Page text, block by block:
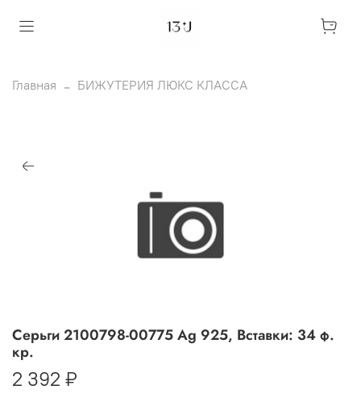
Главная БИЖУТЕРИЯ ЛЮКС КЛАССА
Серьги 2100798-00775 Ag 925, Вставки: 34 ф.
кр.
2 392 ₽